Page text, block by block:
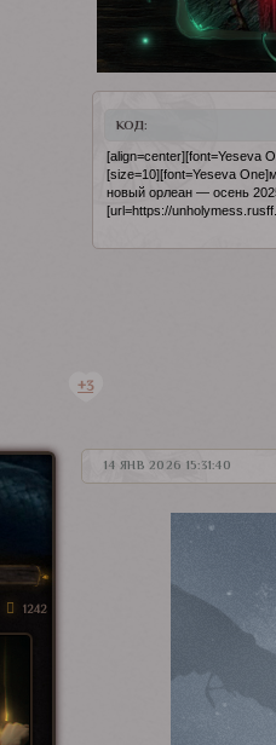
КОД:
[align=center][font=Yeseva
[size=10][font=Yeseva
новый орлеан — осень
[url=https://
+3
14 ЯНВ 2026 15:31:40
1242